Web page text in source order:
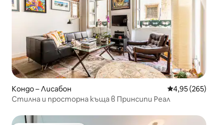
Кондо – Лисабон Средна
4,95 (265)
Стилна и просторна къща в Принсипи Реал